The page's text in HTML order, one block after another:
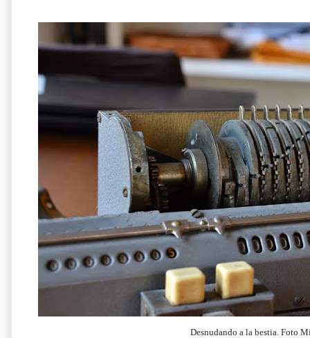
Desnudando a la bestia. Foto